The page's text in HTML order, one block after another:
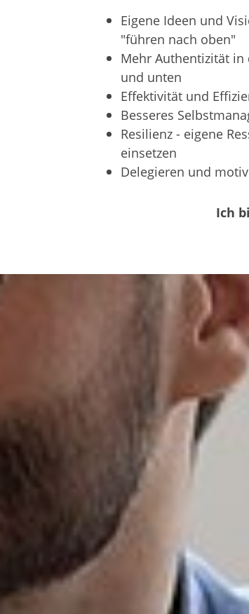
Eigene Ideen und
"führen nach oben"
Mehr Authentizität
und unten
Effektivität und
Besseres
Resilienz - eigene
einsetzen
Delegieren und
Ich